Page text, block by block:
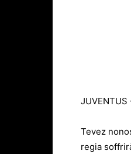
JUVENTUS
Tevez
regia